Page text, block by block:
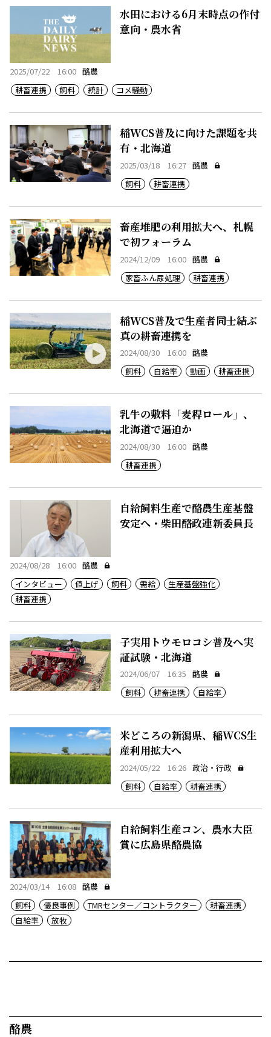
水田における6月末時点の作付
意向・農水省
2025/07/22 16:00 酪農
耕畜連携
飼料 統計 コメ騒動
稲WCS普及に向けた課題を共
有・北海道
2025/03/18 16:27 酪農
飼料
耕畜連携
畜産堆肥の利用拡大へ、札幌
で初フォーラム
2024/12/09 16:00 酪農
家畜ふん尿処理
耕畜連携
稲WCS普及で生産者同士結ぶ
真の耕畜連携を
2024/08/30 16:00 酪農
飼料
自給率 動画 耕畜連携
乳牛の敷料「麦稈ロール」、
北海道で逼迫か
2024/08/30 16:00 酪農
耕畜連携
自給飼料生産で酪農生産基盤
安定へ・柴田酪政連新委員長
2024/08/28 16:00 酪農
インタビュー
値上げ 飼料 需給
生産基盤強化
耕畜連携
子実用トウモロコシ普及へ実
証試験・北海道
2024/06/07 16:35 酪農
飼料
耕畜連携 自給率
米どころの新潟県、稲WCS生
産利用拡大へ
2024/05/22 16:26 政治・行政
飼料
自給率 耕畜連携
自給飼料生産コン、農水大臣
賞に広島県酪農協
2024/03/14 16:08 酪農
飼料
優良事例 TMRセンター／コントラクター
耕畜連携
自給率
放牧
酪農​